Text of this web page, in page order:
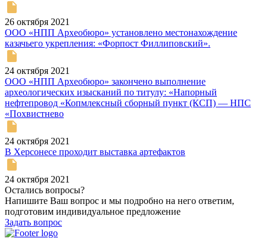
26 октября 2021
ООО «НПП Археобюро» установлено местонахождение
казачьего укрепления: «Форпост Филлиповский».
24 октября 2021
ООО «НПП Археобюро» закончено выполнение
археологических изысканий по титулу: «Напорный
нефтепровод «Копмлексный сборный пункт (КСП) — НПС
«Похвистнево
24 октября 2021
В Херсонесе проходит выставка артефактов
24 октября 2021
Остались вопросы?
Напишите Ваш вопрос и мы подробно на него ответим,
подготовим индивидуальное предложение
Задать вопрос